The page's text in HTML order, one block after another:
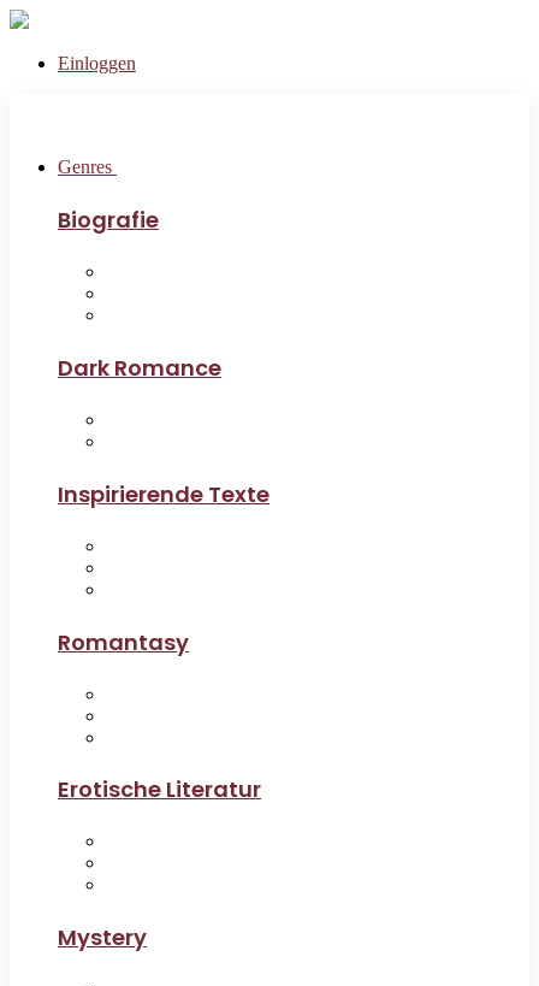
Einloggen
Genres
Biografie
Dark Romance
Inspirierende Texte
Romantasy
Erotische Literatur
Mystery